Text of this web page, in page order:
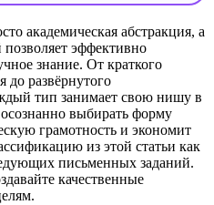
академическая абстракция, а
эффективно
знание. От краткого
до развёрнутого
тип занимает свою нишу в
выбирать форму
грамотность и экономит
из этой статьи как
письменных заданий.
качественные